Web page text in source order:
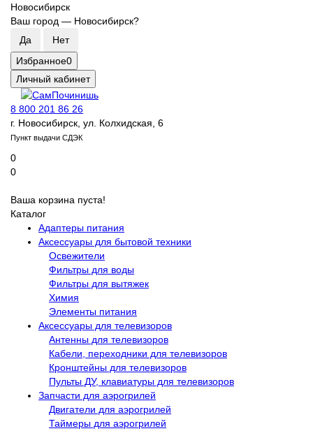
Новосибирск
Ваш город — Новосибирск?
Избранное0
Личный кабинет
8 800 201 86 26
г. Новосибирск, ул. Колхидская, 6
Пункт выдачи СДЭК
0
0
Ваша корзина пуста!
Каталог
Адаптеры питания
Аксессуары для бытовой техники
Освежители
Фильтры для воды
Фильтры для вытяжек
Химия
Элементы питания
Аксессуары для телевизоров
Антенны для телевизоров
Кабели, переходники для телевизоров
Кронштейны для телевизоров
Пульты ДУ, клавиатуры для телевизоров
Запчасти для аэрогрилей
Двигатели для аэрогрилей
Таймеры для аэрогрилей